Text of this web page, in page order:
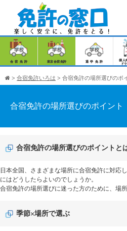
合宿免許 東京合宿免許 通学免許
個人
ド
> 合宿免許いろは > 合宿免許の場所選びのポ
合宿免許の場所選びのポイント
合宿免許の場所選びのポイントと
日本全国、さまざまな場所に合宿免許に対応
にはどうしたらよいのでしょうか。
合宿免許の場所選びに迷った方のために、場
季節×場所で選ぶ